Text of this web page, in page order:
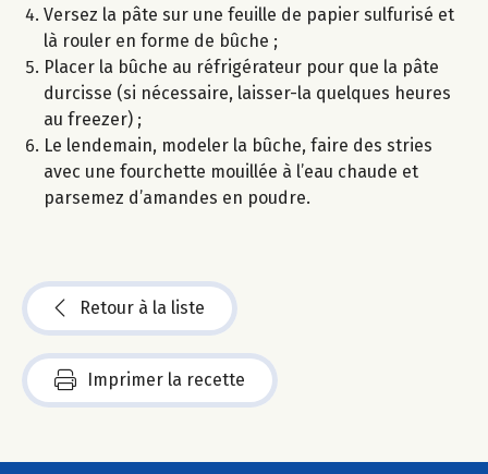
Versez la pâte sur une feuille de papier sulfurisé et
là rouler en forme de bûche ;
Placer la bûche au réfrigérateur pour que la pâte
durcisse (si nécessaire, laisser-la quelques heures
au freezer) ;
Le lendemain, modeler la bûche, faire des stries
avec une fourchette mouillée à l’eau chaude et
parsemez d’amandes en poudre.
Retour à la liste
Imprimer la recette